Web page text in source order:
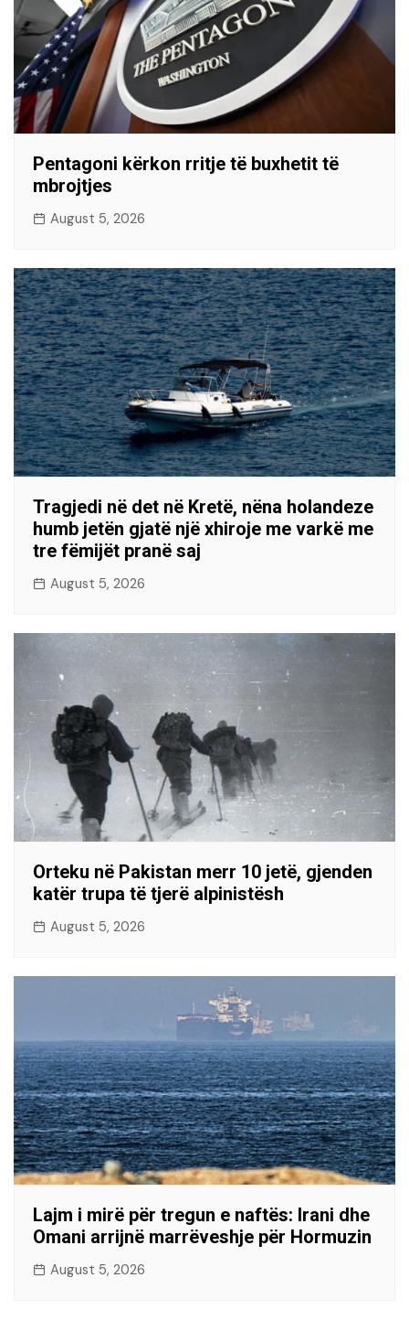
Pentagoni kërkon rritje të buxhetit të
mbrojtjes
August 5, 2026
Tragjedi në det në Kretë, nëna holandeze
humb jetën gjatë një xhiroje me varkë me
tre fëmijët pranë saj
August 5, 2026
Orteku në Pakistan merr 10 jetë, gjenden
katër trupa të tjerë alpinistësh
August 5, 2026
Lajm i mirë për tregun e naftës: Irani dhe
Omani arrijnë marrëveshje për Hormuzin
August 5, 2026